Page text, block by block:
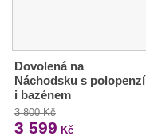
Dovolená na
Náchodsku s polopenzí
i bazénem
3 800 Kč
3 599 Kč